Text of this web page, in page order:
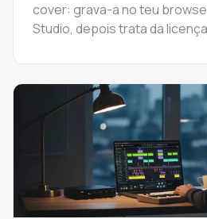
cover: grava-a no teu
Studio, depois trata da